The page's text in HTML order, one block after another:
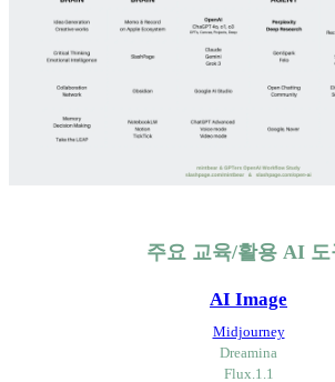
주요 교육/활용 AI 도
AI Image
Midjourney
Dreamina
Flux.1.1